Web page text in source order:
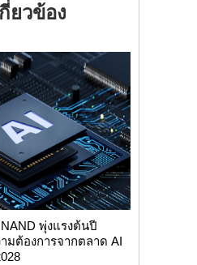
ยวข้อง
พุ่งแรงต้นปี
ามต้องการจากตลาด AI